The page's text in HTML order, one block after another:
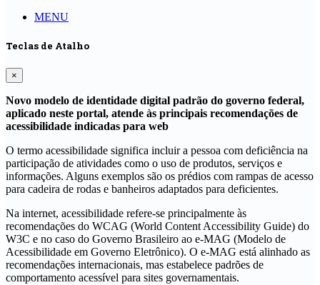
MENU
Teclas de Atalho
×
Novo modelo de identidade digital padrão do governo federal,
aplicado neste portal, atende às principais recomendações de
acessibilidade indicadas para web
O termo acessibilidade significa incluir a pessoa com deficiência na
participação de atividades como o uso de produtos, serviços e
informações. Alguns exemplos são os prédios com rampas de acesso
para cadeira de rodas e banheiros adaptados para deficientes.
Na internet, acessibilidade refere-se principalmente às
recomendações do WCAG (World Content Accessibility Guide) do
W3C e no caso do Governo Brasileiro ao e-MAG (Modelo de
Acessibilidade em Governo Eletrônico). O e-MAG está alinhado as
recomendações internacionais, mas estabelece padrões de
comportamento acessível para sites governamentais.